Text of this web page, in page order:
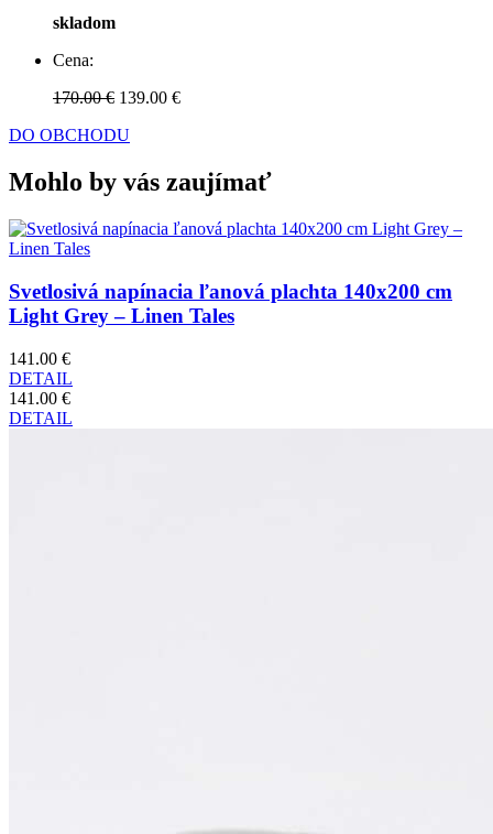
skladom
Cena:
170.00 € 139.00 €
DO OBCHODU
Mohlo by vás zaujímať
Svetlosivá napínacia ľanová plachta 140x200 cm
Light Grey – Linen Tales
141.00 €
DETAIL
141.00 €
DETAIL